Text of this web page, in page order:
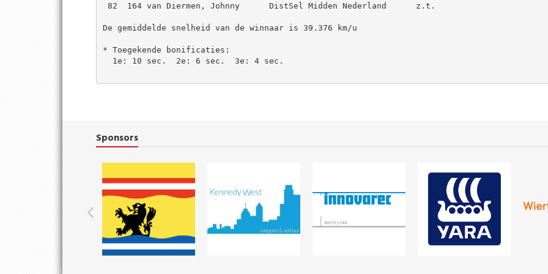
82  164 van Diermen, Johnny      DistSel Midden Nederland      z.t.
De gemiddelde snelheid van de winnaar is 39.376 km/u
* Toegekende bonificaties:
  1e: 10 sec.  2e: 6 sec.  3e: 4 sec.
Sponsors
Previous